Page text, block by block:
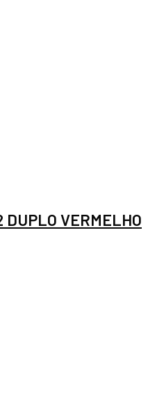
DUPLO VERMELHO